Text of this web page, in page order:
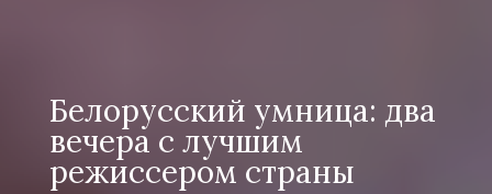
Белорусский умница: два
вечера с лучшим
режиссером страны